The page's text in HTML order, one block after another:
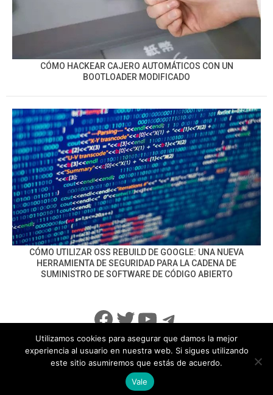
CÓMO HACKEAR CAJERO AUTOMÁTICOS CON UN
BOOTLOADER MODIFICADO
CÓMO UTILIZAR OSS REBUILD DE GOOGLE: UNA NUEVA
HERRAMIENTA DE SEGURIDAD PARA LA CADENA DE
SUMINISTRO DE SOFTWARE DE CÓDIGO ABIERTO
Facebook
Twitter
YouTube
Telegram
info@noticiasseguridad.com Política de Privacidad
Utilizamos cookies para asegurar que damos la mejor
experiencia al usuario en nuestra web. Si sigues utilizando
este sitio asumiremos que estás de acuerdo.
Vale